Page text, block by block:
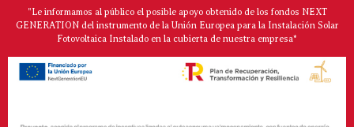
"Le informamos al público el posible apoyo obtenido de los fondos NEXT
GENERATION del instrumento de la Unión Europea para la Instalación Solar
Fotovoltaica Instalado en la cubierta de nuestra empresa*